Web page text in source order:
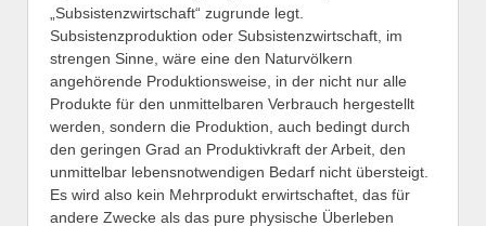
„Subsistenzwirtschaft“ zugrunde legt.
Subsistenzproduktion oder Subsistenzwirtschaft, im
strengen Sinne, wäre eine den Naturvölkern
angehörende Produktionsweise, in der nicht nur alle
Produkte für den unmittelbaren Verbrauch hergestellt
werden, sondern die Produktion, auch bedingt durch
den geringen Grad an Produktivkraft der Arbeit, den
unmittelbar lebensnotwendigen Bedarf nicht übersteigt.
Es wird also kein Mehrprodukt erwirtschaftet, das für
andere Zwecke als das pure physische Überleben